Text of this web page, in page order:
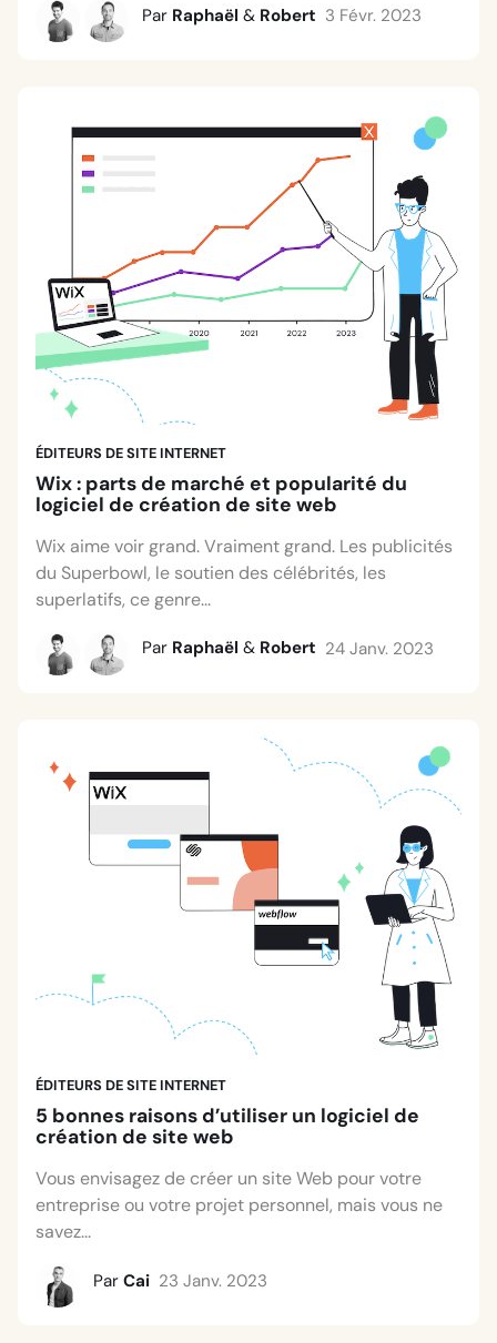
Par Raphaël & Robert 3 Févr. 2023
ÉDITEURS DE SITE INTERNET
Wix : parts de marché et popularité du
logiciel de création de site web
Wix aime voir grand. Vraiment grand. Les publicités
du Superbowl, le soutien des célébrités, les
superlatifs, ce genre...
Par Raphaël & Robert 24 Janv. 2023
ÉDITEURS DE SITE INTERNET
5 bonnes raisons d’utiliser un logiciel de
création de site web
Vous envisagez de créer un site Web pour votre
entreprise ou votre projet personnel, mais vous ne
savez...
Par Cai 23 Janv. 2023